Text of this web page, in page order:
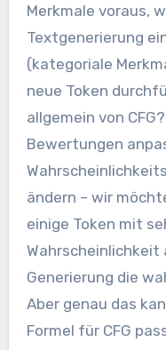
Merkmale voraus,
Textgenerierung
(kategoriale
neue Token
allgemein von
Bewertungen
ändern – wir
einige Token mit
Wahrscheinlichkeit
Generierung die
Aber genau das
Formel für CFG